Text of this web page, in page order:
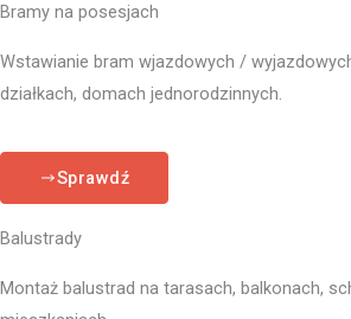
Bramy na posesjach
Wstawianie bram wjazdowych /
działkach, domach jednorodzinnych.
Sprawdź
Balustrady
Montaż balustrad na tarasach, balkonach,